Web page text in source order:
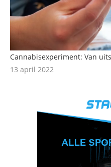
Cannabisexperiment: Van
13 april 2022